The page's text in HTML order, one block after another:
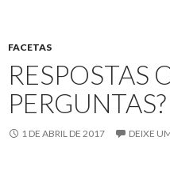
FACETAS
RESPOSTAS
PERGUNTAS?
1 DE ABRIL DE 2017 DEIXE